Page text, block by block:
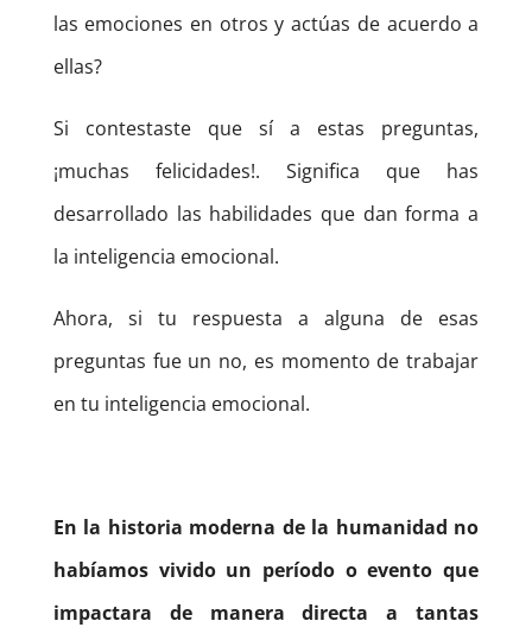
las emociones en otros y actúas de acuerdo a
ellas?
Si contestaste que sí a estas preguntas,
¡muchas felicidades!. Significa que has
desarrollado las habilidades que dan forma a
la inteligencia emocional.
Ahora, si tu respuesta a alguna de esas
preguntas fue un no, es momento de trabajar
en tu inteligencia emocional.
En la historia moderna de la humanidad no
habíamos vivido un período o evento que
impactara de manera directa a tantas